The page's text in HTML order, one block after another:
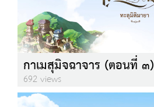
กาเมสุมิจฉาจาร (ตอนที่ ๓)
692 views